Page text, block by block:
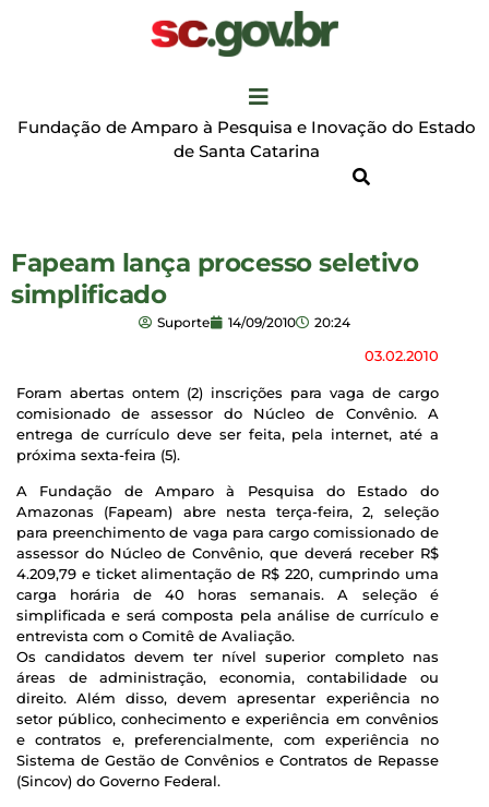
Fundação de Amparo à Pesquisa e Inovação do Estado
de Santa Catarina
Fapeam lança processo seletivo
simplificado
Suporte 14/09/2010 20:24
03.02.2010
Foram abertas ontem (2) inscrições para vaga de cargo
comisionado de assessor do Núcleo de Convênio. A
entrega de currículo deve ser feita, pela internet, até a
próxima sexta-feira (5).
A Fundação de Amparo à Pesquisa do Estado do
Amazonas (Fapeam) abre nesta terça-feira, 2, seleção
para preenchimento de vaga para cargo comissionado de
assessor do Núcleo de Convênio, que deverá receber R$
4.209,79 e ticket alimentação de R$ 220, cumprindo uma
carga horária de 40 horas semanais. A seleção é
simplificada e será composta pela análise de currículo e
entrevista com o Comitê de Avaliação.
Os candidatos devem ter nível superior completo nas
áreas de administração, economia, contabilidade ou
direito. Além disso, devem apresentar experiência no
setor público, conhecimento e experiência em convênios
e contratos e, preferencialmente, com experiência no
Sistema de Gestão de Convênios e Contratos de Repasse
(Sincov) do Governo Federal.